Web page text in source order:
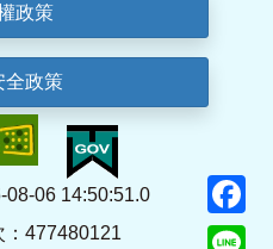
政策
全政策
06 14:50:51.0
：477480121